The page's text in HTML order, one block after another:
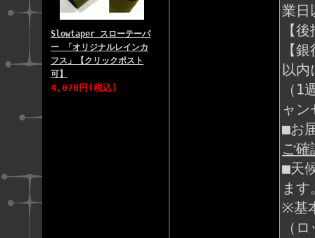
Slowtaper スローテーパ
ー 「オリジナルレインカ
フス」【クリックポスト
可】
4,070円(税込)
業日
【
【
以内
（1
ャ
■お
ご確
■天
ます
※基
（